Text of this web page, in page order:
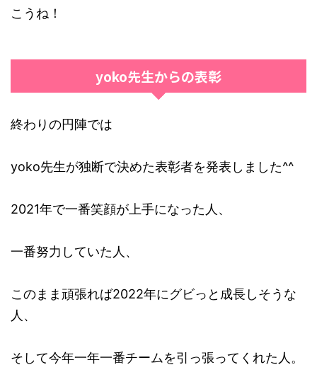
こうね！
yoko先生からの表彰
終わりの円陣では
yoko先生が独断で決めた表彰者を発表しました^^
2021年で一番笑顔が上手になった人、
一番努力していた人、
このまま頑張れば2022年にグビっと成長しそうな
人、
そして今年一年一番チームを引っ張ってくれた人。